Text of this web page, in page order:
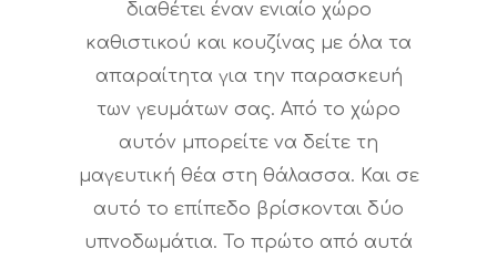
διαθέτει έναν ενιαίο χώρο
καθιστικού και κουζίνας με όλα τα
απαραίτητα για την παρασκευή
των γευμάτων σας. Από το χώρο
αυτόν μπορείτε να δείτε τη
μαγευτική θέα στη θάλασσα. Και σε
αυτό το επίπεδο βρίσκονται δύο
υπνοδωμάτια. Το πρώτο από αυτά